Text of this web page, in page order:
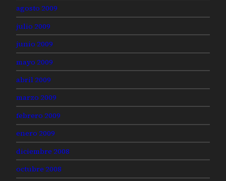
agosto 2009
julio 2009
junio 2009
mayo 2009
abril 2009
marzo 2009
febrero 2009
enero 2009
diciembre 2008
octubre 2008